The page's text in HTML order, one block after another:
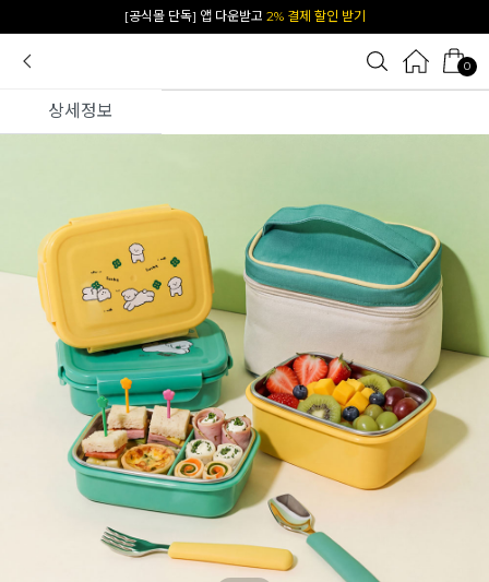
카카오 플친 추가하면1천원 즉시 할인 쿠폰
0
상세정보